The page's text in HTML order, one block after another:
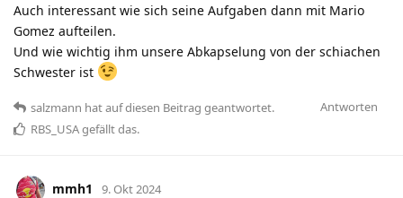
Auch interessant wie sich seine Aufgaben dann mit Mario
Gomez aufteilen.
Und wie wichtig ihm unsere Abkapselung von der schiachen
Schwester ist
Antworten
salzmann hatauf diesen Beitrag geantwortet.
RBS_USAgefällt das.
mmh1 9. Okt 2024